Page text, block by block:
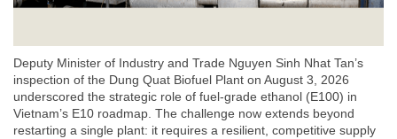
Deputy Minister of Industry and Trade Nguyen Sinh Nhat Tan’s
inspection of the Dung Quat Biofuel Plant on August 3, 2026
underscored the strategic role of fuel-grade ethanol (E100) in
Vietnam’s E10 roadmap. The challenge now extends beyond
restarting a single plant: it requires a resilient, competitive supply